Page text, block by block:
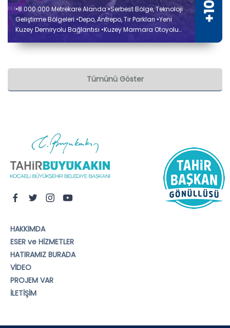
•8.000.000 Metrekare Alanda •Serbest Bölge, Teknoloji
Geliştirme Bölgeleri •Depo, Antrepo, Tır Parkları •Yeni
Kuzey Demiryolu Bağlantısı •Kuzey Marmara Otoyolu
Kapasite Artırımı •Ulaştırma ve Altyapı Bakanlığı İş
Tümünü Göster
HAKKIMDA
ESER ve HİZMETLER
HATIRAMIZ BURADA
VİDEO
PROJEM VAR
İLETİŞİM